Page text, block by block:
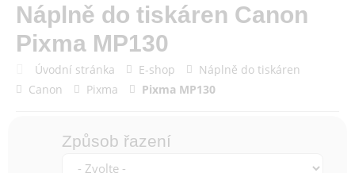
Náplně do tiskáren Canon
Pixma MP130
Úvodní stránka E-shop
Náplně do tiskáren
Canon
Pixma Pixma MP130
Způsob řazení